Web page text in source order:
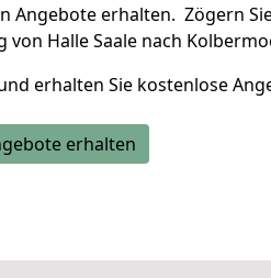
Angebote erhalten. Zögern
Halle Saale nach
erhalten Sie kostenlose
erhalten